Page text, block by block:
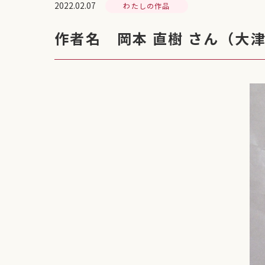
2022.02.07 わたしの作品
作者名 岡本 直樹 さん（大